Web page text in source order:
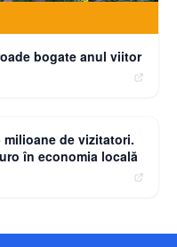
bogate anul viitor
milioane de vizitatori.
în economia locală